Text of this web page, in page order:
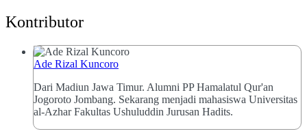
Kontributor
Ade Rizal Kuncoro
Dari Madiun Jawa Timur. Alumni PP Hamalatul Qur'an
Jogoroto Jombang. Sekarang menjadi mahasiswa Universitas
al-Azhar Fakultas Ushuluddin Jurusan Hadits.